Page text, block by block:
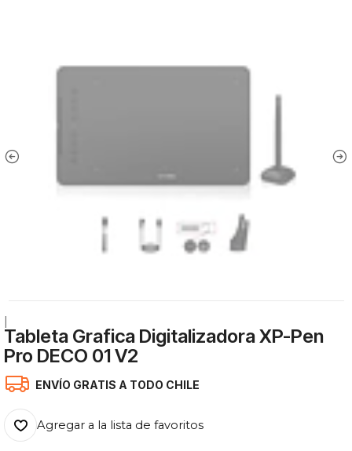
Tableta Grafica Digitalizadora XP-Pen
Pro DECO 01 V2
ENVÍO GRATIS A TODO CHILE
Agregar a la lista de favoritos